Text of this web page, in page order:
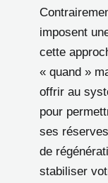
imposent
cette
« quand »
offrir au
pour
ses
de
stabiliser